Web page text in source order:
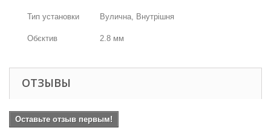
Тип установки Вулична, Внутрішня
Обєктив 2.8 мм
ОТЗЫВЫ
Оставьте отзыв первым!